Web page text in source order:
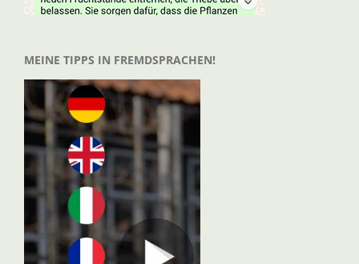
MEINE TIPPS IN FREMDSPRACHEN!